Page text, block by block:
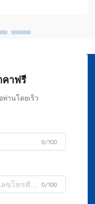
ร์ที่ได้รับการพิสูจน์
คาฟรี
านโดยเร็ว
0/100
0/100